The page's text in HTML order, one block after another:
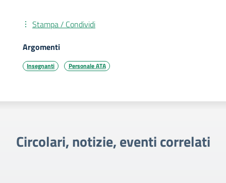
Stampa / Condividi
Argomenti
Insegnanti Personale ATA
Circolari, notizie, eventi correlati